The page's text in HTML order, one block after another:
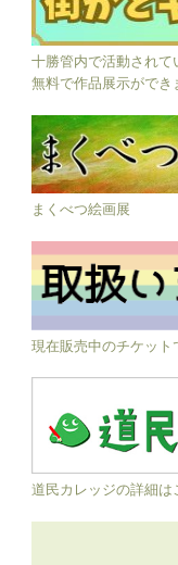
十勝管内で活動され
無料で作品展示ができ
まくべつ絵画展
現在販売中のチケット
道民カレッジの詳細は